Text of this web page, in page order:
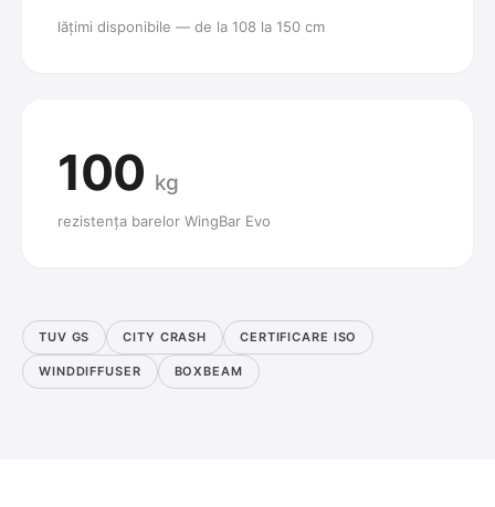
lățimi disponibile — de la 108 la 150 cm
100 kg
rezistența barelor WingBar Evo
TUV GS CITY CRASH CERTIFICARE ISO
WINDDIFFUSER BOXBEAM